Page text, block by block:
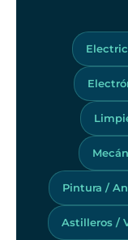
Pintura /
Astilleros /